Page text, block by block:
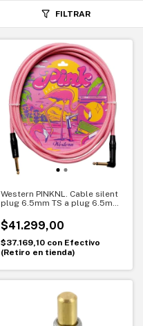
FILTRAR
Western PINKNL. Cable silent
plug 6.5mm TS a plug 6.5mm
Pink Unlimited"
$41.299,00
$37.169,10 con Efectivo
(Retiro en tienda)